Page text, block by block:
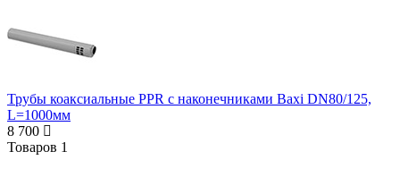
Трубы коаксиальные PPR с наконечниками Baxi DN80/125,
L=1000мм
8 700
Товаров 1